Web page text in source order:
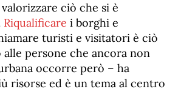
ciò che si è
Riqualificare i borghi e
turisti e visitatori è ciò
persone che ancora non
occorre però – ha
risorse ed è un tema al centro